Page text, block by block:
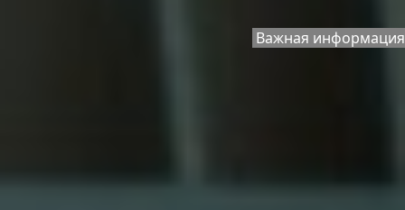
Важная информация